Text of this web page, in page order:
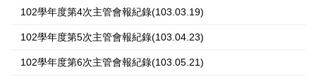
102學年度第4次主管會報紀錄(103.03.19)
102學年度第5次主管會報紀錄(103.04.23)
102學年度第6次主管會報紀錄(103.05.21)